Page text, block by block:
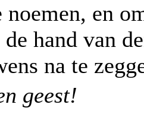
noemen, en
hand van
na te
geest!